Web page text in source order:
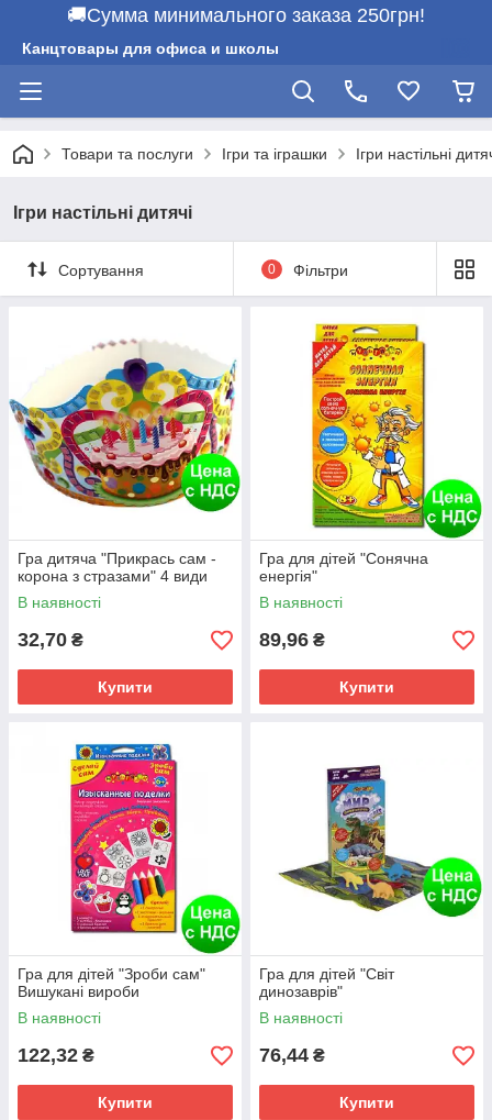
🚚Сумма минимального заказа 250грн!
Канцтовары для офиса и школы
Товари та послуги Ігри та іграшки Ігри настільні
Ігри настільні дитячі
Сортування 0 Фільтри
Гра дитяча "Прикрась сам -
корона з стразами" 4 види
В наявності
32,70 ₴
Купити
Гра для дітей "Сонячна
енергія"
В наявності
89,96 ₴
Купити
Гра для дітей "Зроби сам"
Вишукані вироби
В наявності
122,32 ₴
Купити
Гра для дітей "Світ
динозаврів"
В наявності
76,44 ₴
Купити